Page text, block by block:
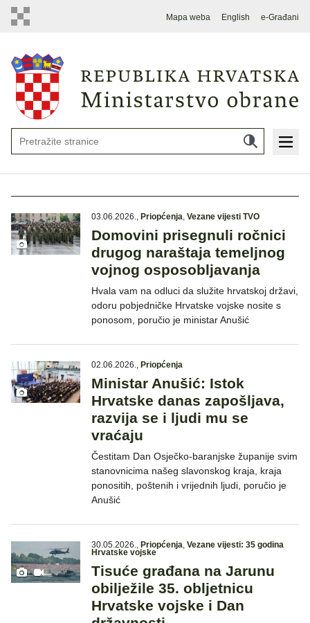
Mapa weba English e-Građani
03.06.2026., Priopćenja, Vezane vijesti TVO
Domovini prisegnuli ročnici
drugog naraštaja temeljnog
vojnog osposobljavanja
Hvala vam na odluci da služite hrvatskoj državi,
odoru pobjedničke Hrvatske vojske nosite s
ponosom, poručio je ministar Anušić
02.06.2026., Priopćenja
Ministar Anušić: Istok
Hrvatske danas zapošljava,
razvija se i ljudi mu se
vraćaju
Čestitam Dan Osječko-baranjske županije svim
stanovnicima našeg slavonskog kraja, kraja
ponositih, poštenih i vrijednih ljudi, poručio je
Anušić
30.05.2026., Priopćenja, Vezane vijesti: 35 godina
Hrvatske vojske
Tisuće građana na Jarunu
obilježile 35. obljetnicu
Hrvatske vojske i Dan